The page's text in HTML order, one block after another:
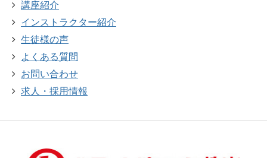
講座紹介
インストラクター紹介
生徒様の声
よくある質問
お問い合わせ
求人・採用情報